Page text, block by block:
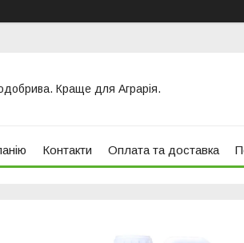
Краще для Аграрія.
Контакти Оплата та доставка